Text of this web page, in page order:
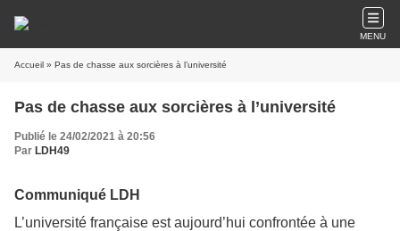
MENU
Accueil » Pas de chasse aux sorcières à l’université
Pas de chasse aux sorcières à l’université
Publié le 24/02/2021 à 20:56
Par LDH49
Communiqué LDH
L’université française est aujourd’hui confrontée à une